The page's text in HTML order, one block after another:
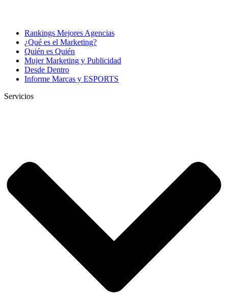
Rankings Mejores Agencias
¿Qué es el Marketing?
Quién es Quién
Mujer Marketing y Publicidad
Desde Dentro
Informe Marcas y ESPORTS
Servicios